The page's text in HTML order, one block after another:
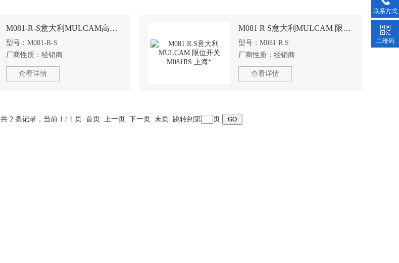
M081-R-S意大利MULCAM高精度微型限位开关上海现货
型号：M081-R-S
厂商性质：经销商
查看详情
M081 R S意大利MULCAM 限位开关M081RS 上海*
型号： M081 R S
厂商性质： 经销商
查看详情
共 2 条记录，当前 1 / 1 页 首页 上一页 下一页 末页 跳转到第 页
联系方式
二维码